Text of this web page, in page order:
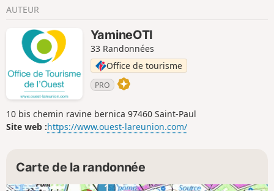
AUTEUR
YamineOTI
33 Randonnées
Office de tourisme
PRO
10 bis chemin ravine bernica 97460 Saint-Paul
Site web :https://www.ouest-lareunion.com/
Carte de la randonnée
1